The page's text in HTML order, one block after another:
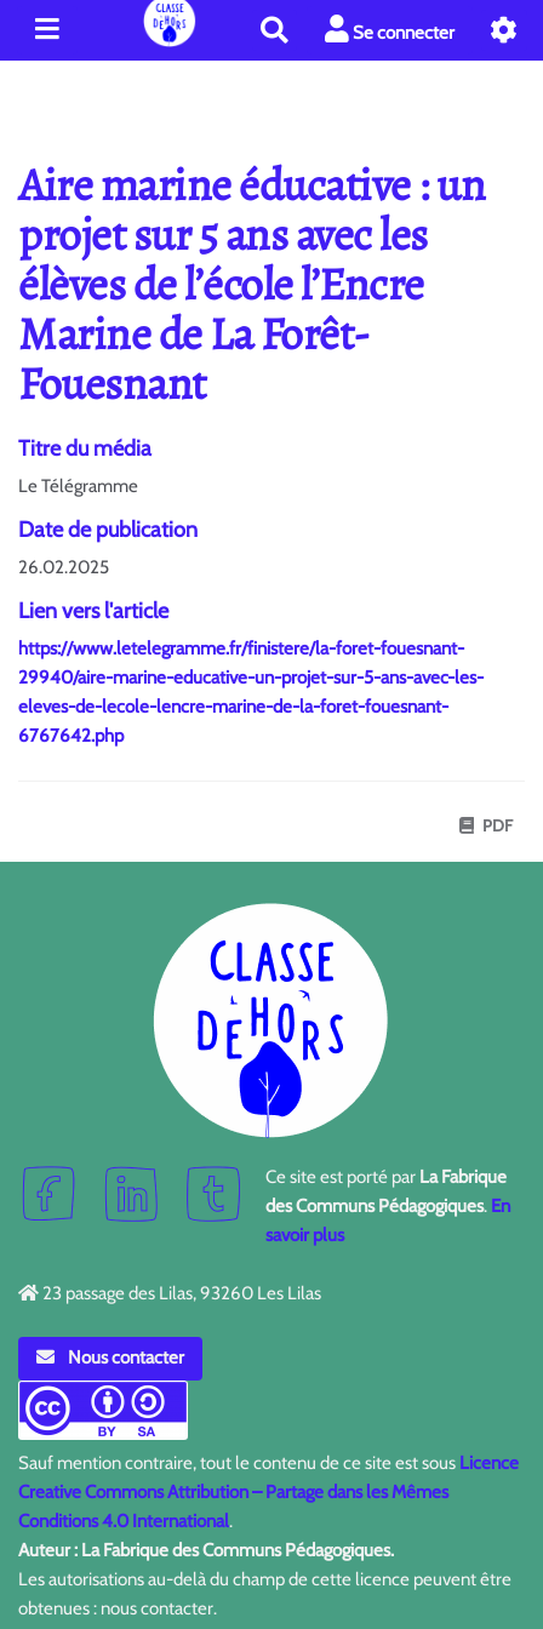
e
c
e
Se connecter
Aire marine éducative : un
projet sur 5 ans avec les
élèves de l’école l’Encre
Marine de La Forêt-
Fouesnant
Titre du média
Le Télégramme
Date de publication
26.02.2025
Lien vers l'article
https://www.letelegramme.fr/finistere/la-foret-fouesnant-
29940/aire-marine-educative-un-projet-sur-5-ans-avec-les-
eleves-de-lecole-lencre-marine-de-la-foret-fouesnant-
6767642.php
PDF
Ce site est porté par La Fabrique
des Communs Pédagogiques. En
savoir plus
23 passage des Lilas, 93260 Les Lilas
Nous contacter
Sauf mention contraire, tout le contenu de ce site est sous Licence
Creative Commons Attribution – Partage dans les Mêmes
Conditions 4.0 International.
Auteur : La Fabrique des Communs Pédagogiques.
Les autorisations au-delà du champ de cette licence peuvent être
obtenues : nous contacter.